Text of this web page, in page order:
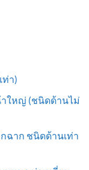
ท่า)
ใหญ่ (ชนิดด้านไม่
ฉาก ชนิดด้านเท่า